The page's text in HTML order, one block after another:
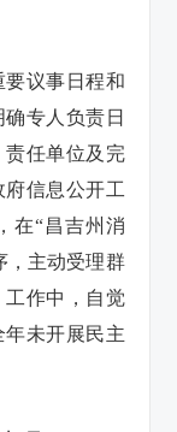
议事日程和
专人负责日
责任单位及完
信息公开工
在“昌吉州消
，主动受理群
工作中，自觉
未开展民主